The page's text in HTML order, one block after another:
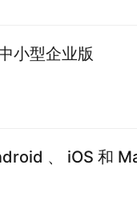
小型企业版
、 iOS 和